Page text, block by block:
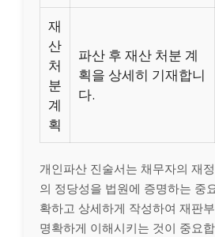
재
산
처
분
계
획
파산 후 재산 처분 계
획을 상세히 기재합니
다.
개인파산 진술서는 채무자의 재
의 정당성을 법원에 증명하는 중
확하고 상세하게 작성하여 재판
명확하게 이해시키는 것이 중요